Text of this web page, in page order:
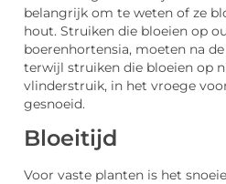
belangrijk om te weten of ze
hout. Struiken die bloeien op
boerenhortensia, moeten na
terwijl struiken die bloeien op
vlinderstruik, in het vroege
gesnoeid.
Bloeitijd
Voor vaste planten is het